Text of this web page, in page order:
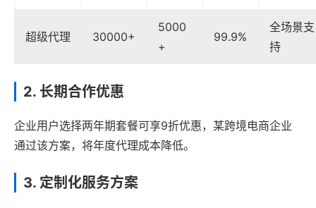
超级代理 30000+
5000
+
99.9%
全场景支
持
2. 长期合作优惠
企业用户选择两年期套餐可享9折优惠，某跨境电商企业
通过该方案，将年度代理成本降低。
3. 定制化服务方案